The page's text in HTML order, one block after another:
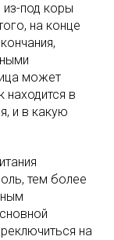
из-под коры
на конце
может
находится в
и в какую
тем более
на